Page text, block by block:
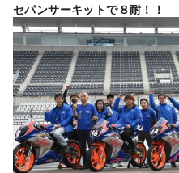
セパンサーキットで８耐！！